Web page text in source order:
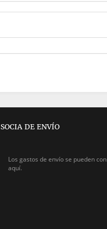
SOCIA DE ENVÍO
Los gastos de envío se pueden
aquí.